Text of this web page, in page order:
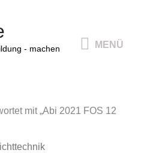
- machen
MENÜ
mit „Abi 2021 FOS 12